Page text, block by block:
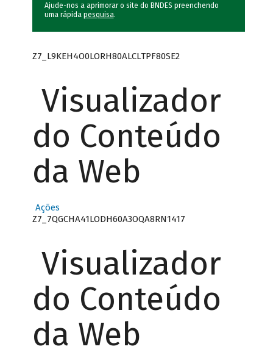
Ajude-nos a aprimorar o site do BNDES preenchendo
uma rápida pesquisa.
Z7_L9KEH4O0LORH80ALCLTPF80SE2
Visualizador
do Conteúdo
da Web
Ações
Z7_7QGCHA41LODH60A3OQA8RN1417
Visualizador
do Conteúdo
da Web